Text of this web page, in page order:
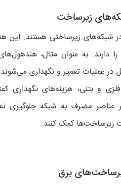
زیرساخت
شبکه‌های زیرساختی هستند. این
دارند. به عنوان مثال،
عملیات تعمیر و نگهداری
و بتنی، هزینه‌های نگهداری
مضرف به شبکه جلوگیری
زیرساخت‌ها کمک کنند.
برق